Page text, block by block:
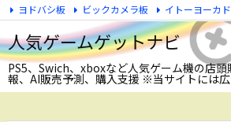
人気ゲームゲットナビ
PS5、Swich、xboxなど人気ゲーム機の店
報、AI販売予測、購入支援 ※当サイトには
ヨドバシ板 ビックカメラ板 イトーヨーカ